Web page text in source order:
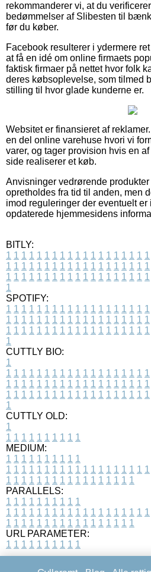
rekommanderer vi, at du
bedømmelser af Slibesten til
før du køber.
Facebook resulterer i ydermere
at få en idé om online firmaets
faktisk firmaer på nettet hvor folk
deres købsoplevelse, som tilmed
stilling til hvor glade kunderne er.
Websitet er finansieret af
en del online varehuse hvori vi
varer, og tager provision hvis en
side realiserer et køb.
Anvisninger vedrørende
opretholdes fra tid til anden, men
imod reguleringer der eventuelt
opdaterede hjemmesidens
BITLY:
1 1 1 1 1 1 1 1 1 1 1 1 1 1 1 1 1 1 1
1 1 1 1 1 1 1 1 1 1 1 1 1 1 1 1 1 1 1
1 1 1 1 1 1 1 1 1 1 1 1 1 1 1 1 1 1 1
1
SPOTIFY:
1 1 1 1 1 1 1 1 1 1 1 1 1 1 1 1 1 1 1
1 1 1 1 1 1 1 1 1 1 1 1 1 1 1 1 1 1 1
1 1 1 1 1 1 1 1 1 1 1 1 1 1 1 1 1 1 1
1
CUTTLY BIO:
1
1 1 1 1 1 1 1 1 1 1 1 1 1 1 1 1 1 1 1
1 1 1 1 1 1 1 1 1 1 1 1 1 1 1 1 1 1 1
1 1 1 1 1 1 1 1 1 1 1 1 1 1 1 1 1 1 1
1
CUTTLY OLD:
1
1 1 1 1 1 1 1 1 1 1
MEDIUM:
1 1 1 1 1 1 1 1 1 1
1 1 1 1 1 1 1 1 1 1 1 1 1 1 1 1 1 1 1
1 1 1 1 1 1 1 1 1 1 1 1 1 1 1 1 1
PARALLELS:
1 1 1 1 1 1 1 1 1 1
1 1 1 1 1 1 1 1 1 1 1 1 1 1 1 1 1 1 1
1 1 1 1 1 1 1 1 1 1 1 1 1 1 1 1 1
URL PARAMETER:
1 1 1 1 1 1 1 1 1 1